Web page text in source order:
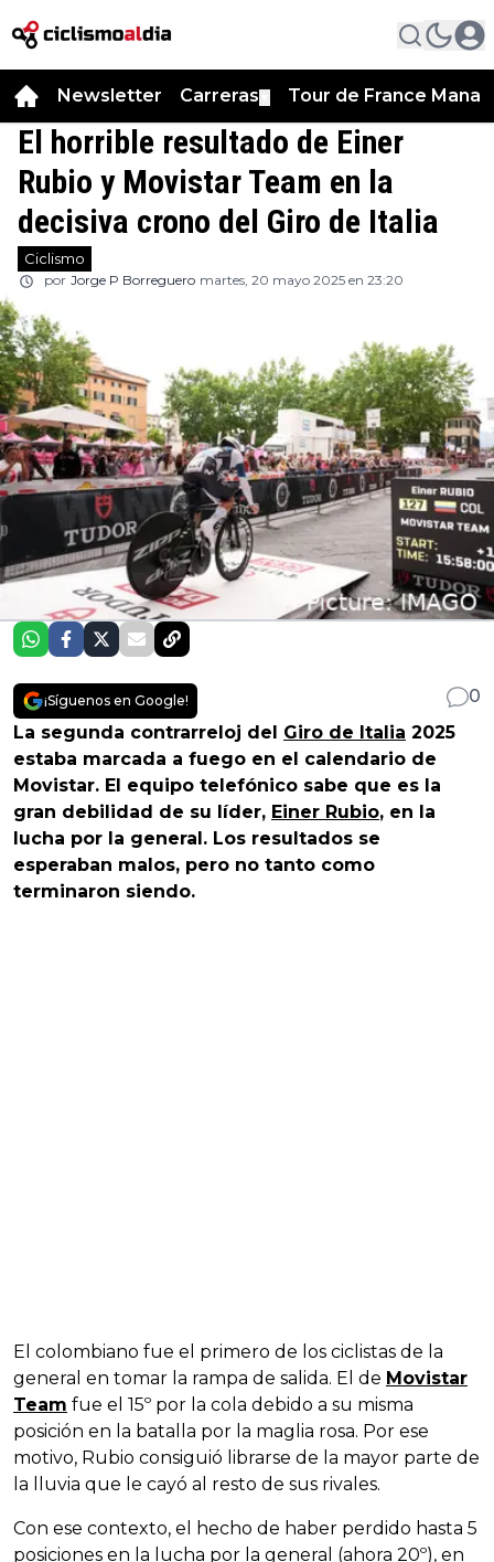
Newsletter Carreras Tour de France
El horrible resultado de Einer
Rubio y Movistar Team en la
decisiva crono del Giro de Italia
Ciclismo
por Jorge P Borreguero martes, 20 mayo 2025 en 23:20
¡Síguenos en Google!
0
La segunda contrarreloj del Giro de Italia 2025
estaba marcada a fuego en el calendario de
Movistar. El equipo telefónico sabe que es la
gran debilidad de su líder, Einer Rubio, en la
lucha por la general. Los resultados se
esperaban malos, pero no tanto como
terminaron siendo.
El colombiano fue el primero de los ciclistas de la
general en tomar la rampa de salida. El de Movistar
Team fue el 15º por la cola debido a su misma
posición en la batalla por la maglia rosa. Por ese
motivo, Rubio consiguió librarse de la mayor parte de
la lluvia que le cayó al resto de sus rivales.
Con ese contexto, el hecho de haber perdido hasta 5
posiciones en la lucha por la general (ahora 20º), en